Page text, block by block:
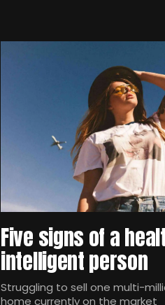
Five signs of a
intelligent person
Struggling to sell one multi-
home currently on the market